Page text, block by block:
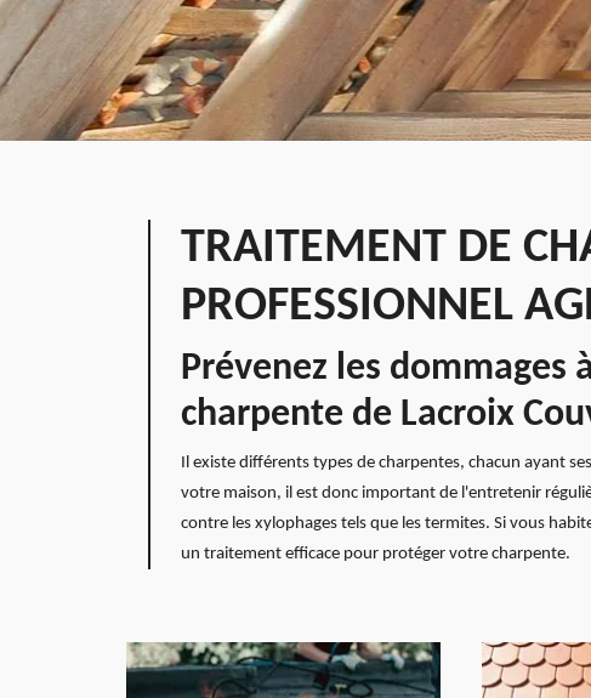
TRAITEMENT DE
PROFESSIONNEL
Prévenez les
charpente de Lacroix
Il existe différents types de charpentes, chacun ayant
votre maison, il est donc important de l'entretenir
contre les xylophages tels que les termites. Si vous
un traitement efficace pour protéger votre charpente.